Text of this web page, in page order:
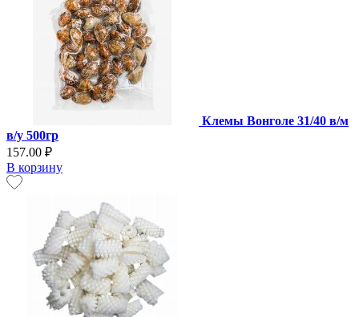
Клемы Вонголе 31/40 в/м
в/у 500гр
157.00 ₽
В корзину